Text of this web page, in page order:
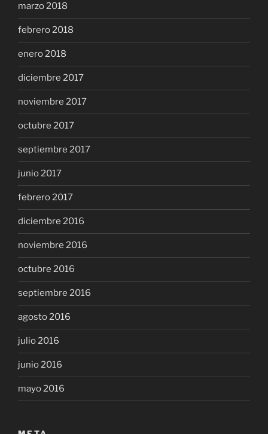
marzo 2018
febrero 2018
enero 2018
diciembre 2017
noviembre 2017
octubre 2017
septiembre 2017
junio 2017
febrero 2017
diciembre 2016
noviembre 2016
octubre 2016
septiembre 2016
agosto 2016
julio 2016
junio 2016
mayo 2016